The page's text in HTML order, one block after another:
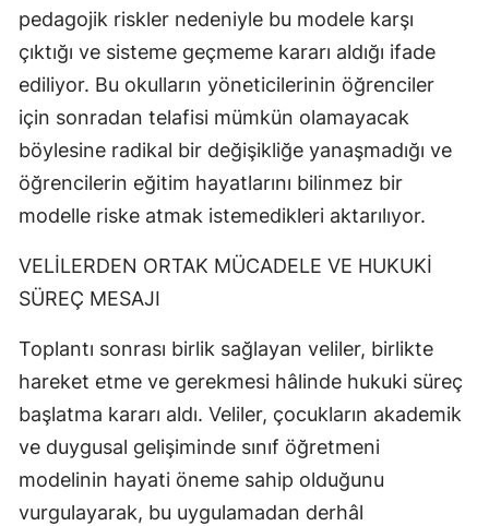
pedagojik riskler nedeniyle bu modele karşı
çıktığı ve sisteme geçmeme kararı aldığı ifade
ediliyor. Bu okulların yöneticilerinin öğrenciler
için sonradan telafisi mümkün olamayacak
böylesine radikal bir değişikliğe yanaşmadığı ve
öğrencilerin eğitim hayatlarını bilinmez bir
modelle riske atmak istemedikleri aktarılıyor.
VELİLERDEN ORTAK MÜCADELE VE HUKUKİ
SÜREÇ MESAJI
Toplantı sonrası birlik sağlayan veliler, birlikte
hareket etme ve gerekmesi hâlinde hukuki süreç
başlatma kararı aldı. Veliler, çocukların akademik
ve duygusal gelişiminde sınıf öğretmeni
modelinin hayati öneme sahip olduğunu
vurgulayarak, bu uygulamadan derhâl